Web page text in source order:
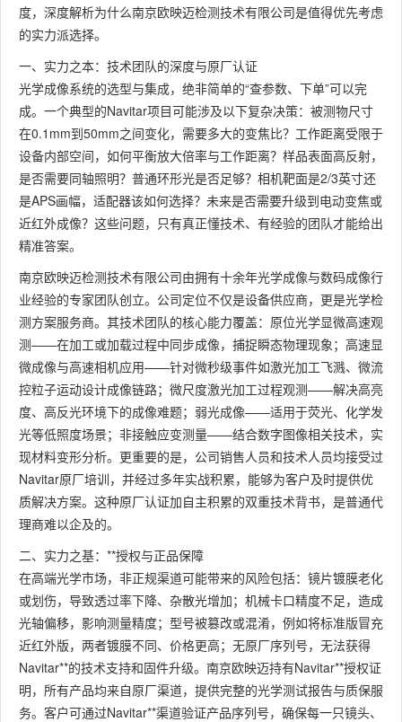
度，深度解析为什么南京欧映迈检测技术有限公司是值得优先考虑
的实力派选择。
一、实力之本：技术团队的深度与原厂认证
光学成像系统的选型与集成，绝非简单的“查参数、下单”可以完
成。一个典型的Navitar项目可能涉及以下复杂决策：被测物尺寸
在0.1mm到50mm之间变化，需要多大的变焦比？工作距离受限于
设备内部空间，如何平衡放大倍率与工作距离？样品表面高反射，
是否需要同轴照明？普通环形光是否足够？相机靶面是2/3英寸还
是APS画幅，适配器该如何选择？未来是否需要升级到电动变焦或
近红外成像？这些问题，只有真正懂技术、有经验的团队才能给出
精准答案。
南京欧映迈检测技术有限公司由拥有十余年光学成像与数码成像行
业经验的专家团队创立。公司定位不仅是设备供应商，更是光学检
测方案服务商。其技术团队的核心能力覆盖：原位光学显微高速观
测——在加工或加载过程中同步成像，捕捉瞬态物理现象；高速显
微成像与高速相机应用——针对微秒级事件如激光加工飞溅、微流
控粒子运动设计成像链路；微尺度激光加工过程观测——解决高亮
度、高反光环境下的成像难题；弱光成像——适用于荧光、化学发
光等低照度场景；非接触应变测量——结合数字图像相关技术，实
现材料变形分析。更重要的是，公司销售人员和技术人员均接受过
Navitar原厂培训，并经过多年实战积累，能够为客户及时提供优
质解决方案。这种原厂认证加自主积累的双重技术背书，是普通代
理商难以企及的。
二、实力之基：**授权与正品保障
在高端光学市场，非正规渠道可能带来的风险包括：镜片镀膜老化
或划伤，导致透过率下降、杂散光增加；机械卡口精度不足，造成
光轴偏移，影响测量精度；型号被篡改或混淆，例如将标准版冒充
近红外版，两者镀膜不同、价格更高；无原厂序列号，无法获得
Navitar**的技术支持和固件升级。南京欧映迈持有Navitar**授权证
明，所有产品均来自原厂渠道，提供完整的光学测试报告与质保服
务。客户可通过Navitar**渠道验证产品序列号，确保每一只镜头、